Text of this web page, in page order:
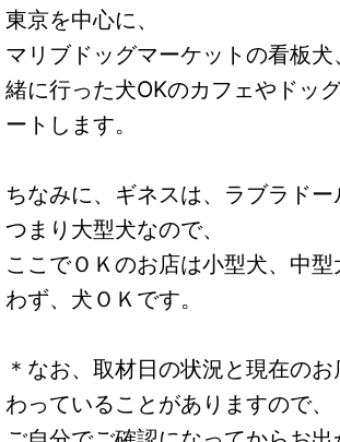
東京を中心に、
マリブドッグマーケットの看板
緒に行った犬OKのカフェやドッ
ートします。
ちなみに、ギネスは、ラブラド
つまり大型犬なので、
ここでＯＫのお店は小型犬、中
わず、犬ＯＫです。
＊なお、取材日の状況と現在の
わっていることがありますので、